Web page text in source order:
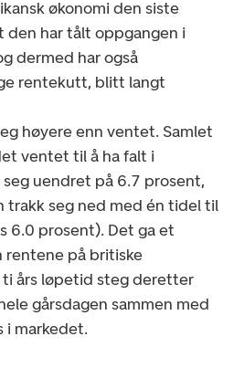
økonomi den siste
den har tålt oppgangen i
dermed har også
rentekutt, blitt langt
høyere enn ventet. Samlet
ventet til å ha falt i
uendret på 6.7 prosent,
trakk seg ned med én tidel til
6.0 prosent). Det ga et
rentene på britiske
års løpetid steg deretter
gårsdagen sammen med
i markedet.